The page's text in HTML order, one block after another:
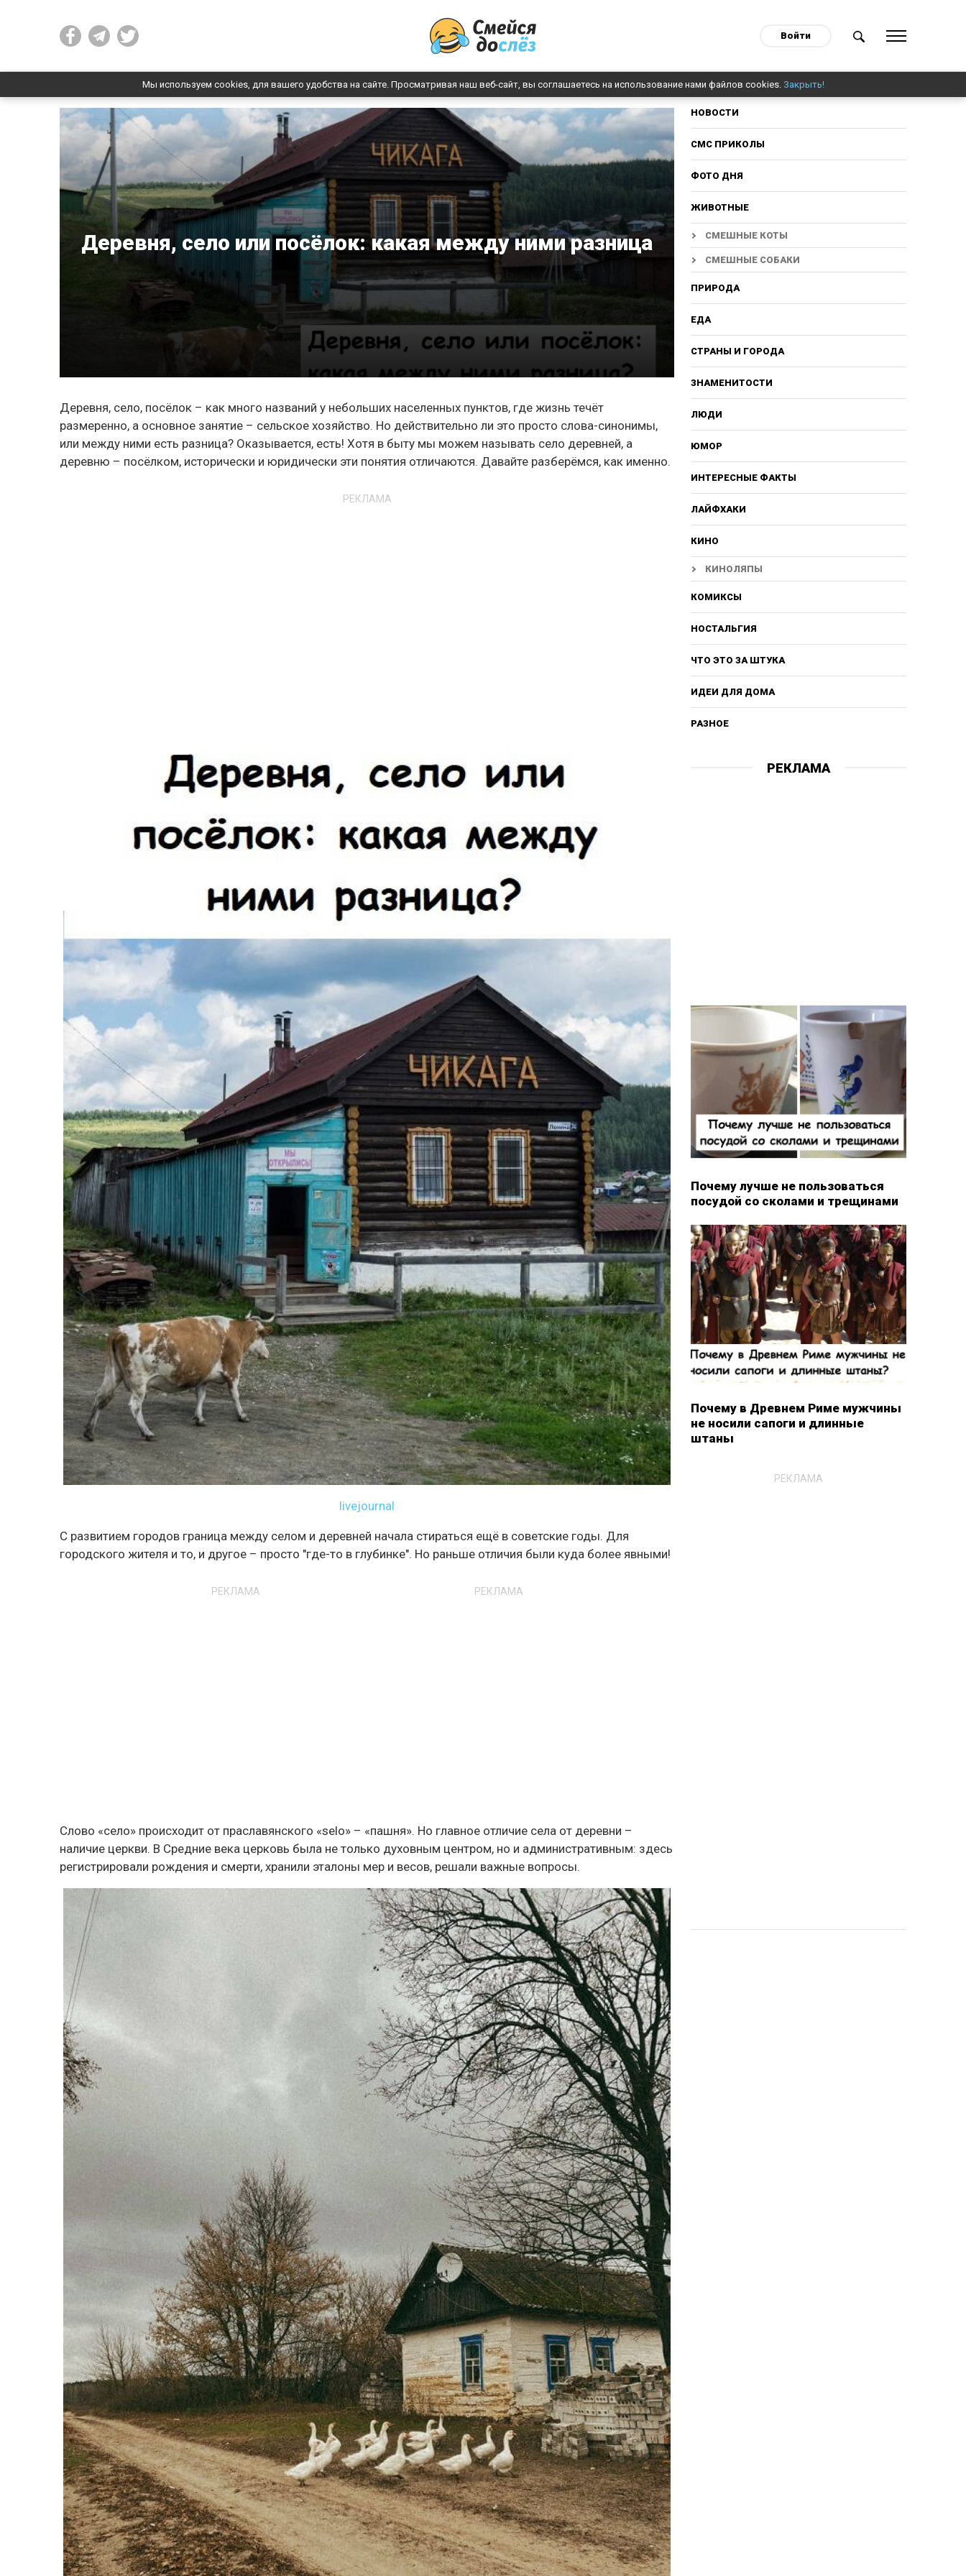
Войти
Мы используем cookies, для вашего удобства на сайте. Просматривая наш веб-сайт, вы соглашаетесь на использование нами файлов cookies. Закрыть!
Деревня, село или посёлок: какая между ними разница
Деревня, село, посёлок – как много названий у небольших населенных пунктов, где жизнь течёт
размеренно, а основное занятие – сельское хозяйство. Но действительно ли это просто слова-синонимы,
или между ними есть разница? Оказывается, есть! Хотя в быту мы можем называть село деревней, а
деревню – посёлком, исторически и юридически эти понятия отличаются. Давайте разберёмся, как именно.
РЕКЛАМА
livejournal
С развитием городов граница между селом и деревней начала стираться ещё в советские годы. Для
городского жителя и то, и другое – просто "где-то в глубинке". Но раньше отличия были куда более явными!
РЕКЛАМА РЕКЛАМА
Слово «село» происходит от праславянского «selo» – «пашня». Но главное отличие села от деревни –
наличие церкви. В Средние века церковь была не только духовным центром, но и административным: здесь
регистрировали рождения и смерти, хранили эталоны мер и весов, решали важные вопросы.
НОВОСТИ
СМС ПРИКОЛЫ
ФОТО ДНЯ
ЖИВОТНЫЕ
СМЕШНЫЕ КОТЫ
СМЕШНЫЕ СОБАКИ
ПРИРОДА
ЕДА
СТРАНЫ И ГОРОДА
ЗНАМЕНИТОСТИ
ЛЮДИ
ЮМОР
ИНТЕРЕСНЫЕ ФАКТЫ
ЛАЙФХАКИ
КИНО
КИНОЛЯПЫ
КОМИКСЫ
НОСТАЛЬГИЯ
ЧТО ЭТО ЗА ШТУКА
ИДЕИ ДЛЯ ДОМА
РАЗНОЕ
РЕКЛАМА
Почему лучше не пользоваться
посудой со сколами и трещинами
Почему в Древнем Риме мужчины
не носили сапоги и длинные
штаны
РЕКЛАМА